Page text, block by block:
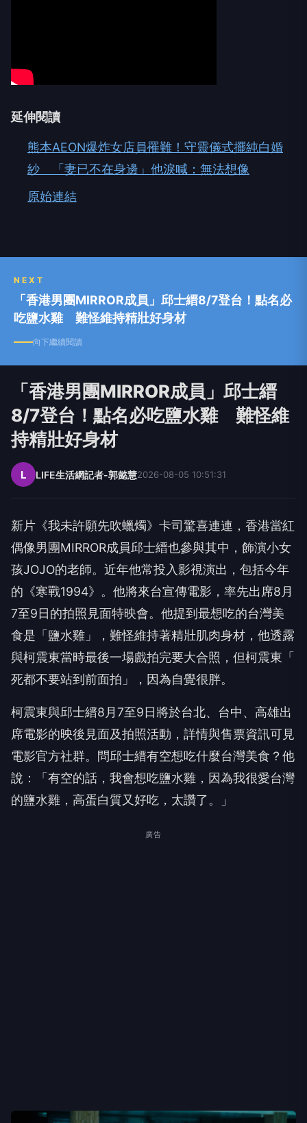
延伸閱讀
熊本AEON爆炸女店員罹難！守靈儀式擺純白婚
紗 「妻已不在身邊」他淚喊：無法想像
原始連結
NEXT
「香港男團MIRROR成員」邱士縉8/7登台！點名必
吃鹽水雞 難怪維持精壯好身材
向下繼續閱讀
「香港男團MIRROR成員」邱士縉
8/7登台！點名必吃鹽水雞 難怪維
持精壯好身材
L LIFE生活網記者-郭懿慧2026-08-05 10:51:31
新片《我未許願先吹蠟燭》卡司驚喜連連，香港當紅
偶像男團MIRROR成員邱士縉也參與其中，飾演小女
孩JOJO的老師。 近年他常投入影視演出，包括今年
的《寒戰1994》。 他將來台宣傳電影，率先出席8月
7至9日的拍照見面特映會。 他提到最想吃的台灣美
食是「鹽水雞」，難怪維持著精壯肌肉身材，他透露
與柯震東當時最後一場戲拍完要大合照，但柯震東「
死都不要站到前面拍」，因為自覺很胖。
柯震東與邱士縉8月7至9日將於台北、台中、 高雄出
席電影的映後見面及拍照活動， 詳情與售票資訊可見
電影官方社群。 問邱士縉有空想吃什麼台灣美食？他
說：「有空的話， 我會想吃鹽水雞，因為我很愛台灣
的鹽水雞，高蛋白質又好吃， 太讚了。」
廣告